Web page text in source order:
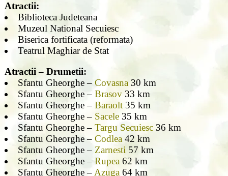
Atractii:
Biblioteca Judeteana
Muzeul National Secuiesc
Biserica fortificata (reformata)
Teatrul Maghiar de Stat
Atractii – Drumetii:
Sfantu Gheorghe – Covasna 30 km
Sfantu Gheorghe – Brasov33 km
Sfantu Gheorghe – Baraolt35 km
Sfantu Gheorghe – Sacele35 km
Sfantu Gheorghe – Targu Secuiesc36 km
Sfantu Gheorghe – Codlea42 km
Sfantu Gheorghe – Zarnesti 57 km
Sfantu Gheorghe – Rupea 62 km
Sfantu Gheorghe – Azuga 64 km